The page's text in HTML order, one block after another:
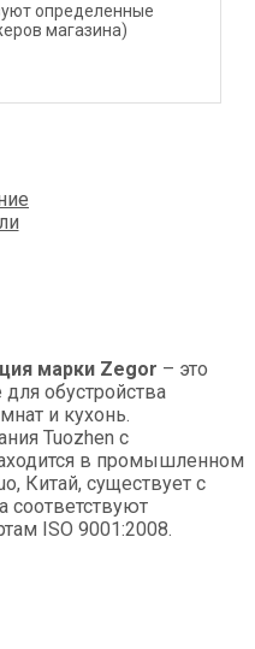
определенные
магазина)
марки Zegor – это
обустройства
и кухонь.
Tuozhen с
в промышленном
Китай, существует с
соответствуют
ISO 9001:2008.